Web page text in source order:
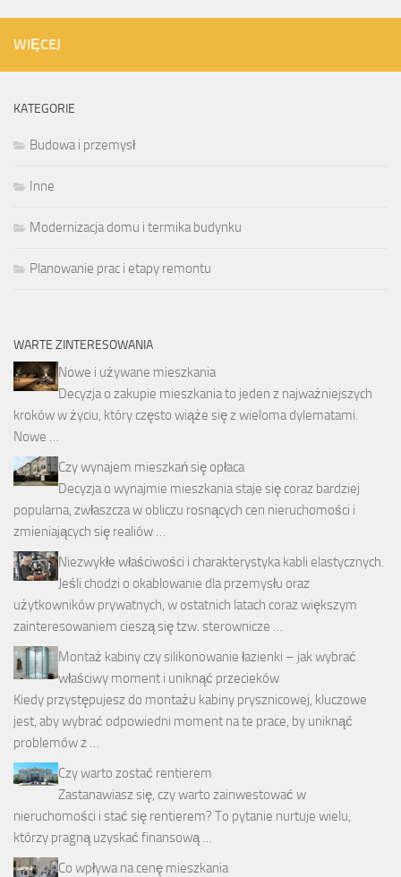
WIĘCEJ
KATEGORIE
Budowa i przemysł
Inne
Modernizacja domu i termika budynku
Planowanie prac i etapy remontu
WARTE ZINTERESOWANIA
Nowe i używane mieszkania
Decyzja o zakupie mieszkania to jeden z najważniejszych
kroków w życiu, który często wiąże się z wieloma dylematami.
Nowe …
Czy wynajem mieszkań się opłaca
Decyzja o wynajmie mieszkania staje się coraz bardziej
popularna, zwłaszcza w obliczu rosnących cen nieruchomości i
zmieniających się realiów …
Niezwykłe właściwości i charakterystyka kabli elastycznych.
Jeśli chodzi o okablowanie dla przemysłu oraz
użytkowników prywatnych, w ostatnich latach coraz większym
zainteresowaniem cieszą się tzw. sterownicze …
Montaż kabiny czy silikonowanie łazienki – jak wybrać
właściwy moment i uniknąć przecieków
Kiedy przystępujesz do montażu kabiny prysznicowej, kluczowe
jest, aby wybrać odpowiedni moment na te prace, by uniknąć
problemów z …
Czy warto zostać rentierem
Zastanawiasz się, czy warto zainwestować w
nieruchomości i stać się rentierem? To pytanie nurtuje wielu,
którzy pragną uzyskać finansową …
Co wpływa na cenę mieszkania